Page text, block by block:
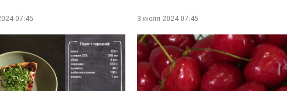
07:45 3 июля 2024 07:45